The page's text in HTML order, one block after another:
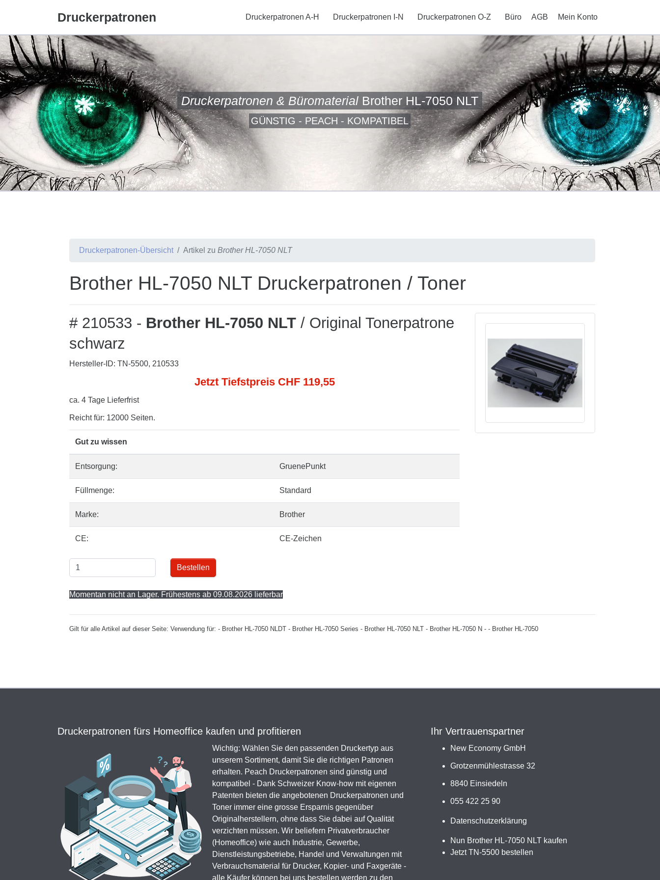
Druckerpatronen Druckerpatronen A-H Druckerpatronen I-N Druckerpatronen O-Z Büro AGB Mein Konto
Druckerpatronen & Büromaterial Brother HL-7050 NLT
GÜNSTIG - PEACH - KOMPATIBEL
Druckerpatronen-Übersicht Artikel zu Brother HL-7050 NLT
Brother HL-7050 NLT Druckerpatronen / Toner
# 210533 - Brother HL-7050 NLT / Original Tonerpatrone
schwarz
Hersteller-ID: TN-5500, 210533
Jetzt Tiefstpreis CHF 119,55
ca. 4 Tage Lieferfrist
Reicht für: 12000 Seiten.
Gut zu wissen
Entsorgung: GruenePunkt
Füllmenge: Standard
Marke: Brother
CE: CE-Zeichen
Bestellen
Momentan nicht an Lager. Frühestens ab 09.08.2026 lieferbar
Gilt für alle Artikel auf dieser Seite: Verwendung für: - Brother HL-7050 NLDT - Brother HL-7050 Series - Brother HL-7050 NLT - Brother HL-7050 N - - Brother HL-7050
Druckerpatronen fürs Homeoffice kaufen und profitieren
Wichtig: Wählen Sie den passenden Druckertyp aus
unserem Sortiment, damit Sie die richtigen Patronen
erhalten. Peach Druckerpatronen sind günstig und
kompatibel - Dank Schweizer Know-how mit eigenen
Patenten bieten die angebotenen Druckerpatronen und
Toner immer eine grosse Ersparnis gegenüber
Originalherstellern, ohne dass Sie dabei auf Qualität
verzichten müssen. Wir beliefern Privatverbraucher
(Homeoffice) wie auch Industrie, Gewerbe,
Dienstleistungsbetriebe, Handel und Verwaltungen mit
Verbrauchsmaterial für Drucker, Kopier- und Faxgeräte -
alle Käufer können bei uns bestellen werden zu den
Ihr Vertrauenspartner
New Economy GmbH
Grotzenmühlestrasse 32
8840 Einsiedeln
055 422 25 90
Datenschutzerklärung
Nun Brother HL-7050 NLT kaufen
Jetzt TN-5500 bestellen